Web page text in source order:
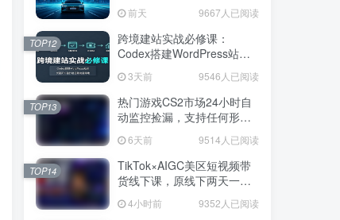
前天 9667人已阅读
跨境建站实战必修课：
Codex搭建WordPress站
量阵地
3天前 9546人已阅读
TOP12
热门游戏CS2市场24小时自
动监控捡漏，支持任何形式
手，日入300+【揭秘】
6天前 9514人已阅读
TOP13
TikTok×AIGC美区短视频带
货线下课，原线下两天一夜
实战课程，原价1.5W，完整
收录12小时高清授课视频
4小时前 9352人已阅读
TOP14